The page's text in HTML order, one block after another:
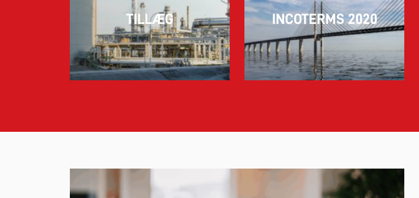
TILLÆG INCOTERMS 2020